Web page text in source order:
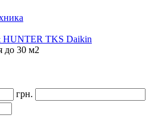
HUNTER TKS Daikin
до 30 м2
грн.